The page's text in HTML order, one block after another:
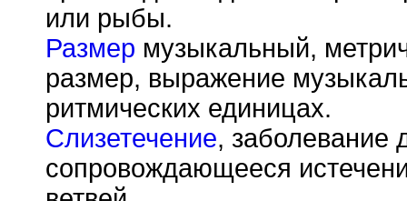
или рыбы.
Размер музыкальный,
размер, выражение
ритмических единицах.
Слизетечение, заболевание
сопровождающееся